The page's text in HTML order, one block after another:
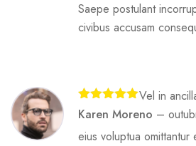
Saepe postulant
civibus accusam
Avaliação5
de 5
Karen Moreno –
Vel in
eius voluptua omittantur